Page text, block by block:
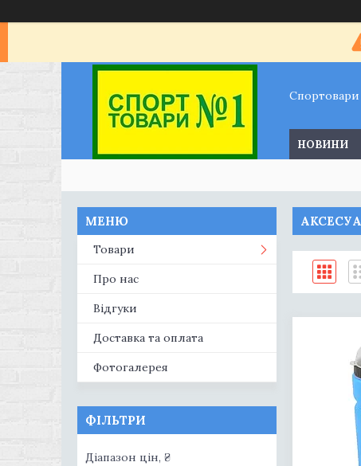
НОВИНИ
Товари
Про нас
Відгуки
Доставка та оплата
Фотогалерея
ФІЛЬТРИ
Діапазон цін, ₴